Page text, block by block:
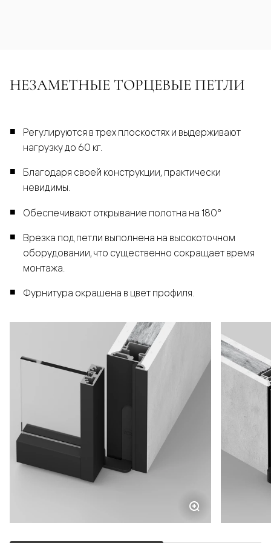
НЕЗАМЕТНЫЕ ТОРЦЕВЫЕ ПЕТЛИ
Регулируются в трех плоскостях и выдерживают
нагрузку до 60 кг.
Благодаря своей конструкции, практически
невидимы.
Обеспечивают открывание полотна на 180°
Врезка под петли выполнена на высокоточном
оборудовании, что существенно сокращает время
монтажа.
Фурнитура окрашена в цвет профиля.